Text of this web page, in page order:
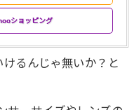
ショッピング
るんじゃ無いか？と